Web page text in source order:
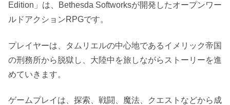
Edition」は、Bethesda Softworksが開発したオープンワー
ルドアクションRPGです。
プレイヤーは、タムリエルの中心地であるイメリック帝国
の刑務所から脱獄し、大陸中を旅しながらストーリーを進
めていきます。
ゲームプレイは、探索、戦闘、魔法、クエストなどから成